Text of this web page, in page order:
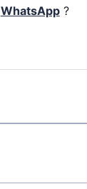
WhatsApp?